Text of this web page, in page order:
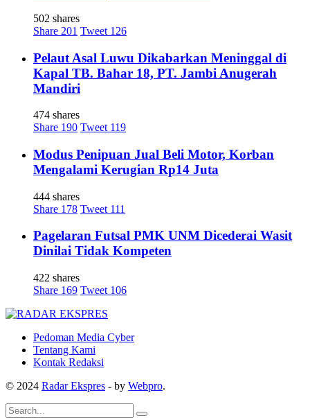
502 shares
Share 201 Tweet 126
Pelaut Asal Luwu Dikabarkan Meninggal di
Kapal TB. Bahar 18, PT. Jambi Anugerah
Mandiri
474 shares
Share 190 Tweet 119
Modus Penipuan Jual Beli Motor, Korban
Mengalami Kerugian Rp14 Juta
444 shares
Share 178 Tweet 111
Pagelaran Futsal PMK UNM Dicederai Wasit
Dinilai Tidak Kompeten
422 shares
Share 169 Tweet 106
Pedoman Media Cyber
Tentang Kami
Kontak Redaksi
© 2024 Radar Ekspres - by Webpro.